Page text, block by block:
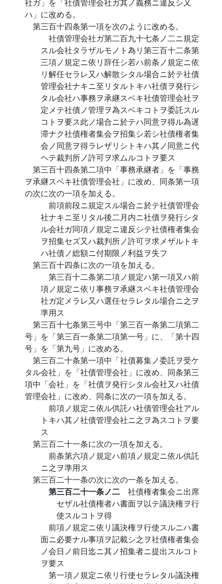
ハ」に改める。
第三百十四条第一項を次のように改める。
社債管理会社ガ第二百九十七条ノ二ニ規定
スル会社タラザルモノト為リ第三百十二条第
三項ノ規定ニ依リ辞任シ若ハ前条ノ規定ニ依
リ解任セラレ又ハ解散シタル場合ニ於テ社債
管理会社ナキニ至リタルトキハ社債ヲ発行シ
タル会社ハ事務ヲ承継スベキ社債管理会社ヲ
定メテ社債ノ管理ヲ為スベキコトヲ委託スル
コトヲ要ス此ノ場合ニ於テハ同意ヲ得ル為遅
滞ナク社債権者集会ヲ招集シ若シ社債権者集
会ノ同意ヲ得ラレザリシトキハ其ノ同意ニ代
ヘテ裁判所ノ許可ヲ求ムルコトヲ要ス
第三百十四条第二項中「事務承継者」を「事務
ヲ承継スベキ社債管理会社」に改め、同条第一項
の次に次の一項を加える。
前項前段ニ規定スル場合ニ於テ社債管理会
社ナキニ至リタル後二月内ニ社債ヲ発行シタ
ル会社ガ同項ノ規定ニ違反シテ社債権者集会
ヲ招集セズ又ハ裁判所ノ許可ヲ求メザルトキ
ハ社債ノ総額ニ付期限ノ利益ヲ失フ
第三百十四条に次の一項を加える。
第三百十二条第二項ノ規定ハ第一項又ハ前
項ノ規定ニ依リ事務ヲ承継スベキ社債管理会
社ガ定メラレ又ハ選任セラレタル場合ニ之ヲ
準用ス
第三百十七条第三号中「第三百一条第二項第二
号」を「第三百一条第二項第一号」に、「第十四
号」を「第九号」に改める。
第三百二十条第一項中「社債募集ノ委託ヲ受ケ
タル会社」を「社債管理会社」に改め、同条第三
項中「会社」を「社債ヲ発行シタル会社又ハ社債
管理会社」に改め、同条に次の一項を加える。
前項ノ規定ニ依ル供託ハ社債管理会社アル
トキハ其ノ社債管理会社ニ之ヲ為スコトヲ要
ス
第三百二十一条に次の一項を加える。
前条第六項ノ規定ハ前項ノ規定ニ依ル供託
ニ之ヲ準用ス
第三百二十一条の次に次の一条を加える。
第三百二十一条ノ二 社債権者集会ニ出席
セザル社債権者ハ書面ヲ以テ議決権ヲ行
使スルコトヲ得
前項ノ規定ニ依リ議決権ヲ行使スルニハ書
面ニ必要ナル事項ヲ記載シ之ヲ社債権者集会
ノ会日ノ前日迄ニ其ノ招集者ニ提出スルコト
ヲ要ス
第一項ノ規定ニ依リ行使セラレタル議決権